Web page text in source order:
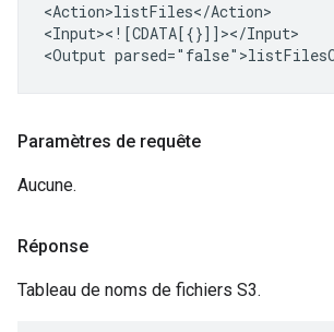
<Action>listFiles</Action>
<Input><![CDATA[{}]]></Input>
<Output
Paramètres de requête
Aucune.
Réponse
Tableau de noms de fichiers S3.